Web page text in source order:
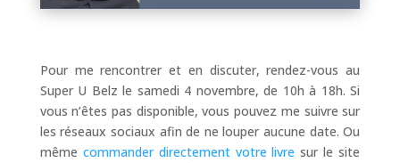
Pour me rencontrer et en discuter, rendez-vous au
Super U Belz le samedi 4 novembre, de 10h à 18h. Si
vous n’êtes pas disponible, vous pouvez me suivre sur
les réseaux sociaux afin de ne louper aucune date. Ou
même commander directement votre livre sur le site